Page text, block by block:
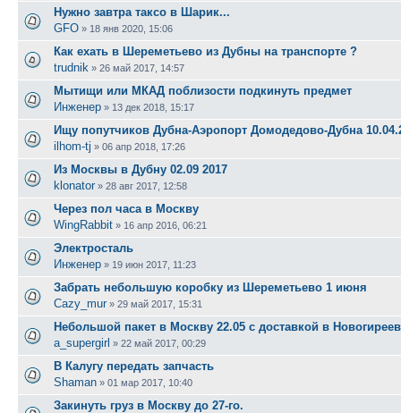
Нужно завтра таксо в Шарик...
GFO » 18 янв 2020, 15:06
Как ехать в Шереметьево из Дубны на транспорте ?
trudnik » 26 май 2017, 14:57
Мытищи или МКАД поблизости подкинуть предмет
Инженер » 13 дек 2018, 15:17
Ищу попутчиков Дубна-Аэропорт Домодедово-Дубна
ilhom-tj » 06 апр 2018, 17:26
Из Москвы в Дубну 02.09 2017
klonator » 28 авг 2017, 12:58
Через пол часа в Москву
WingRabbit » 16 апр 2016, 06:21
Электросталь
Инженер » 19 июн 2017, 11:23
Забрать небольшую коробку из Шереметьево 1 июня
Cazy_mur » 29 май 2017, 15:31
Небольшой пакет в Москву 22.05 с доставкой в
a_supergirl » 22 май 2017, 00:29
В Калугу передать запчасть
Shaman » 01 мар 2017, 10:40
Закинуть груз в Москву до 27-го.